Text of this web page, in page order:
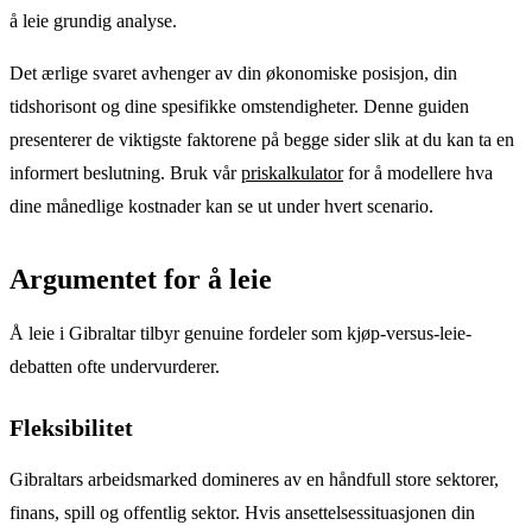
å leie grundig analyse.
Det ærlige svaret avhenger av din økonomiske posisjon, din
tidshorisont og dine spesifikke omstendigheter. Denne guiden
presenterer de viktigste faktorene på begge sider slik at du kan ta en
informert beslutning. Bruk vårpriskalkulatorfor å modellere hva
dine månedlige kostnader kan se ut under hvert scenario.
Argumentet for å leie
Å leie i Gibraltar tilbyr genuine fordeler som kjøp-versus-leie-
debatten ofte undervurderer.
Fleksibilitet
Gibraltars arbeidsmarked domineres av en håndfull store sektorer,
finans, spill og offentlig sektor. Hvis ansettelsessituasjonen din